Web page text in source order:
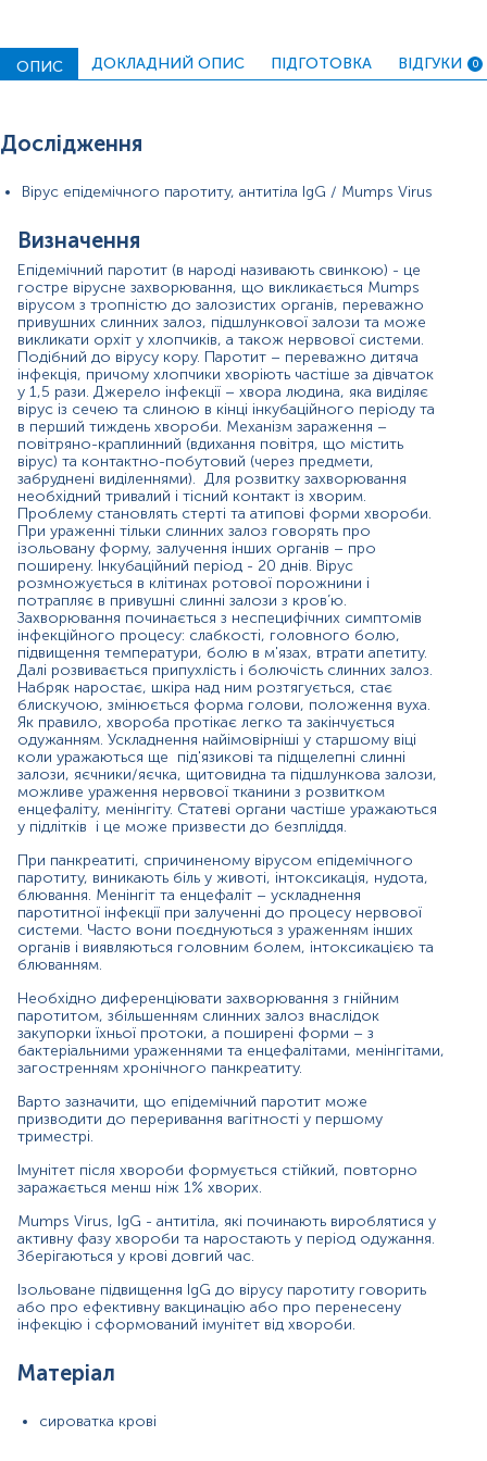
слинні залози з кров’ю. Захворювання починається з
неспецифічних симптомів інфекційного процесу:
слабкості, головного болю, підвищення температури,
наростає, шкіра над ним розтягується, стає блискучою,
правило, хвороба протікає легко та закінчується
одужанням. Ускладнення найімовірніші у старшому віці
залози, яєчники/яєчка, щитовидна та підшлункова
залози, можливе ураження нервової тканини з
розвитком енцефаліту, менінгіту. Статеві органи
частіше уражаються у підлітків і це може призвести до
безпліддя.
При панкреатиті, спричиненому вірусом епідемічного
паротиту, виникають біль у животі, інтоксикація, нудота,
блювання. Менінгіт та енцефаліт – ускладнення
паротитної інфекції при залученні до процесу нервової
системи. Часто вони поєднуються з ураженням інших
органів і виявляються головним болем, інтоксикацією
та блюванням.
Необхідно диференціювати захворювання з гнійним
паротитом, збільшенням слинних залоз внаслідок
закупорки їхньої протоки, а поширені форми – з
бактеріальними ураженнями та енцефалітами,
менінгітами, загостренням хронічного панкреатиту.
Варто зазначити, що епідемічний паротит може
призводити до переривання вагітності у першому
триместрі.
Імунітет після хвороби формується стійкий, повторно
заражається менш ніж 1% хворих.
Mumps Virus, IgG - антитіла, які починають вироблятися
у активну фазу хвороби та наростають у період
одужання. Зберігаються у крові довгий час.
Ізольоване підвищення IgG до вірусу паротиту
говорить або про ефективну вакцинацію або про
перенесену інфекцію і сформований імунітет від
хвороби.
Матеріал
сироватка крові
Зміст:
Показання до призначення
Загальна характеристика
Інтерферуючі чинники
Маркер
епідемічного паротиту
стертих формах
ОПИС ДОКЛАДНИЙ ОПИС ПІДГОТОВКА ВІДГУКИ 0
Дослідження
Вірус епідемічного паротиту, антитіла IgG / Mumps Virus
Визначення
Епідемічний паротит (в народі називають свинкою) - це
гостре вірусне захворювання, що викликається Mumps
вірусом з тропністю до залозистих органів, переважно
привушних слинних залоз, підшлункової залози та може
викликати орхіт у хлопчиків, а також нервової системи.
Подібний до вірусу кору. Паротит – переважно дитяча
інфекція, причому хлопчики хворіють частіше за дівчаток
у 1,5 рази. Джерело інфекції – хвора людина, яка виділяє
вірус із сечею та слиною в кінці інкубаційного періоду та
в перший тиждень хвороби. Механізм зараження –
повітряно-краплинний (вдихання повітря, що містить
вірус) та контактно-побутовий (через предмети,
забруднені виділеннями). Для розвитку захворювання
необхідний тривалий і тісний контакт із хворим.
Проблему становлять стерті та атипові форми хвороби.
При ураженні тільки слинних залоз говорять про
ізольовану форму, залучення інших органів – про
поширену. Інкубаційний період - 20 днів. Вірус
розмножується в клітинах ротової порожнини і
потрапляє в привушні слинні залози з кров’ю.
Захворювання починається з неспецифічних симптомів
інфекційного процесу: слабкості, головного болю,
підвищення температури, болю в м'язах, втрати апетиту.
Далі розвивається припухлість і болючість слинних залоз.
Набряк наростає, шкіра над ним розтягується, стає
блискучою, змінюється форма голови, положення вуха.
Як правило, хвороба протікає легко та закінчується
одужанням. Ускладнення найімовірніші у старшому віці
коли уражаються ще під'язикові та підщелепні слинні
залози, яєчники/яєчка, щитовидна та підшлункова залози,
можливе ураження нервової тканини з розвитком
енцефаліту, менінгіту. Статеві органи частіше уражаються
у підлітків і це може призвести до безпліддя.
При панкреатиті, спричиненому вірусом епідемічного
паротиту, виникають біль у животі, інтоксикація, нудота,
блювання. Менінгіт та енцефаліт – ускладнення
паротитної інфекції при залученні до процесу нервової
системи. Часто вони поєднуються з ураженням інших
органів і виявляються головним болем, інтоксикацією та
блюванням.
Необхідно диференціювати захворювання з гнійним
паротитом, збільшенням слинних залоз внаслідок
закупорки їхньої протоки, а поширені форми – з
бактеріальними ураженнями та енцефалітами, менінгітами,
загостренням хронічного панкреатиту.
Варто зазначити, що епідемічний паротит може
призводити до переривання вагітності у першому
триместрі.
Імунітет після хвороби формується стійкий, повторно
заражається менш ніж 1% хворих.
Mumps Virus, IgG - антитіла, які починають вироблятися у
активну фазу хвороби та наростають у період одужання.
Зберігаються у крові довгий час.
Ізольоване підвищення IgG до вірусу паротиту говорить
або про ефективну вакцинацію або про перенесену
інфекцію і сформований імунітет від хвороби.
Матеріал
сироватка крові